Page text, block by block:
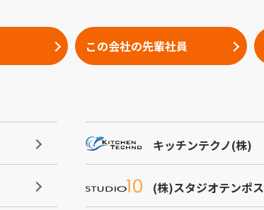
この会社の先輩社員
キッチンテクノ(株)
(株)スタジオテンポス